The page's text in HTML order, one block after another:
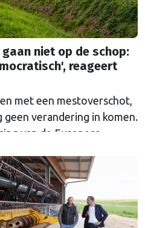
niet op de schop:
reageert
met een mestoverschot,
verandering in komen.
van de Europese